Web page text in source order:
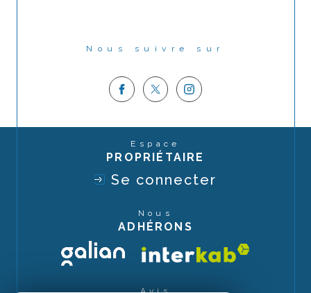
Nous suivre sur
Espace
PROPRIÉTAIRE
Se connecter
Nous
ADHÉRONS
Avis